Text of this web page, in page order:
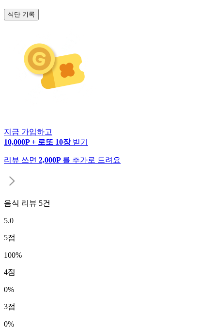
식단 기록
지금 가입하고
10,000P + 로또 10장 받기
리뷰 쓰면 2,000P 를 추가로 드려요
음식 리뷰 5건
5.0
5점
100%
4점
0%
3점
0%